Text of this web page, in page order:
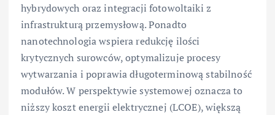
hybrydowych oraz integracji fotowoltaiki z
infrastrukturą przemysłową. Ponadto
nanotechnologia wspiera redukcję ilości
krytycznych surowców, optymalizuje procesy
wytwarzania i poprawia długoterminową stabilność
modułów. W perspektywie systemowej oznacza to
niższy koszt energii elektrycznej (LCOE), większą